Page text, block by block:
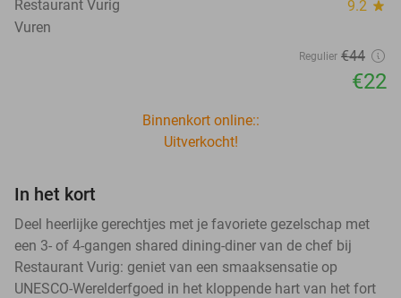
Restaurant Vurig 9.2 star
Vuren
Regulier €44
€22
Binnenkort online::
Uitverkocht!
In het kort
Deel heerlijke gerechtjes met je favoriete gezelschap met
een 3- of 4-gangen shared dining-diner van de chef bij
Restaurant Vurig: geniet van een smaaksensatie op
UNESCO-Werelderfgoed in het kloppende hart van het fort